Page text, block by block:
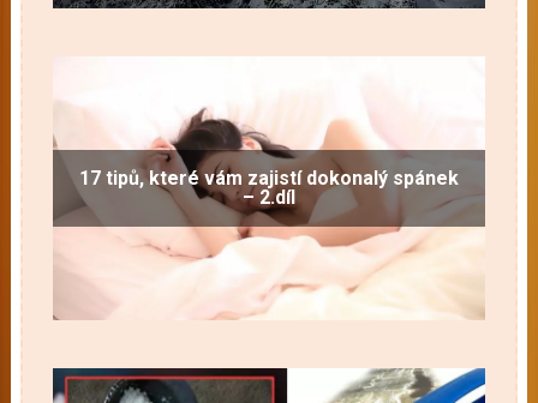
17 tipů, které vám zajistí dokonalý spánek
– 2.díl